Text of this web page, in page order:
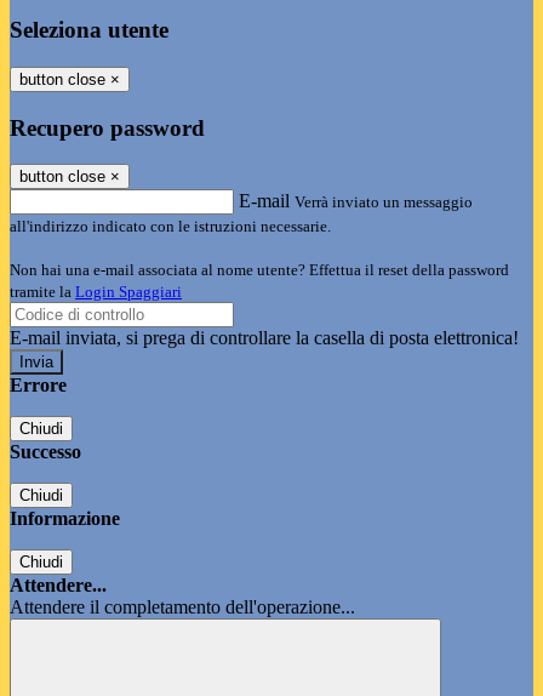
Seleziona utente
button close ×
Recupero password
button close ×
E-mail Verrà inviato un messaggio
all'indirizzo indicato con le istruzioni necessarie.
Non hai una e-mail associata al nome utente? Effettua il reset della password
tramite la Login Spaggiari
E-mail inviata, si prega di controllare la casella di posta elettronica!
Errore
Chiudi
Successo
Chiudi
Informazione
Chiudi
Attendere...
Attendere il completamento dell'operazione...